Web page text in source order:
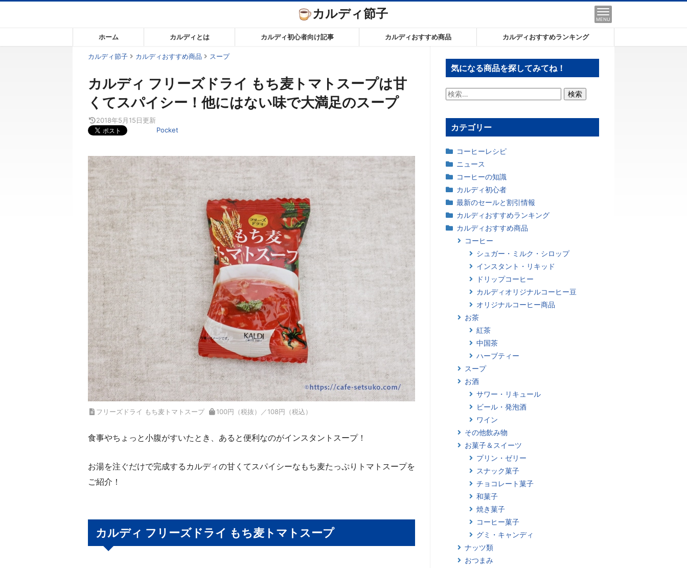
ン
カルディ節子 MENU
ホーム カルディとは カルディ初心者向け記事 カルディおすすめ商品 カルディおすすめランキング
カルディ節子 カルディおすすめ商品 スープ
カルディ フリーズドライ もち麦トマトスープは甘
くてスパイシー！他にはない味で大満足のスープ
2018年5月15日更新
Pocket
フリーズドライ もち麦トマトスープ 100円（税抜）／108円（税込）
食事やちょっと小腹がすいたとき、あると便利なのがインスタントスープ！
お湯を注ぐだけで完成するカルディの甘くてスパイシーなもち麦たっぷりトマトスープを
ご紹介！
カルディ フリーズドライ もち麦トマトスープ
気になる商品を探してみてね！
検
カテゴリー
コーヒーレシピ
ニュース
コーヒーの知識
カルディ初心者
最新のセールと割引情報
カルディおすすめランキング
カルディおすすめ商品
コーヒー
シュガー・ミルク・シロップ
インスタント・リキッド
ドリップコーヒー
カルディオリジナルコーヒー豆
オリジナルコーヒー商品
お茶
紅茶
中国茶
ハーブティー
スープ
お酒
サワー・リキュール
ビール・発泡酒
ワイン
その他飲み物
お菓子＆スイーツ
プリン・ゼリー
スナック菓子
チョコレート菓子
和菓子
焼き菓子
コーヒー菓子
グミ・キャンディ
ナッツ類
おつまみ